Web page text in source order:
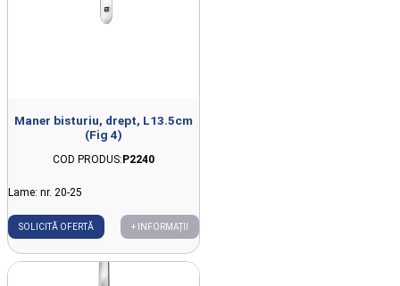
Maner bisturiu, drept, L13.5cm
(Fig 4)
COD PRODUS: P2240
Lame: nr. 20-25
SOLICITĂ OFERTĂ + INFORMAȚII